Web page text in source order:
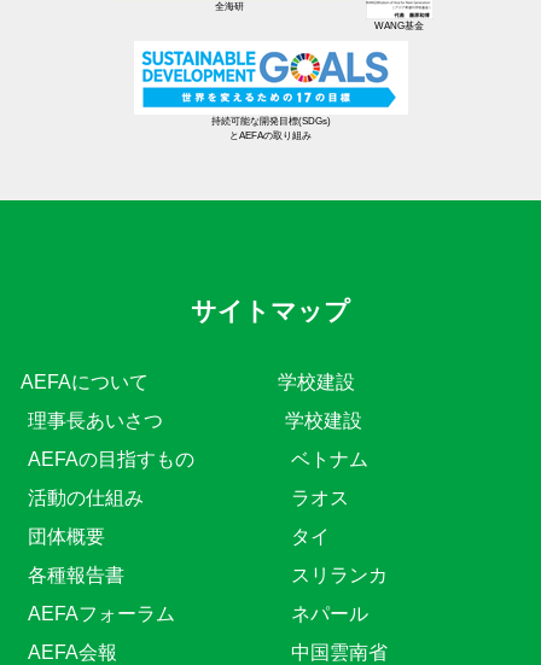
全海研
WANG基金
持続可能な開発目標(SDGs)
とAEFAの取り組み
サイトマップ
AEFAについて
理事長あいさつ
AEFAの目指すもの
活動の仕組み
団体概要
各種報告書
AEFAフォーラム
AEFA会報
学校建設
学校建設
ベトナム
ラオス
タイ
スリランカ
ネパール
中国雲南省